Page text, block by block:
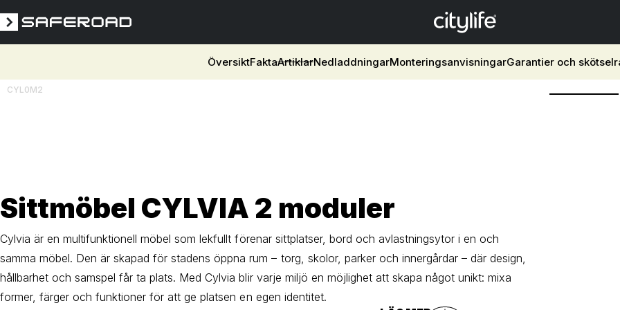
ÖversiktFaktaArtiklarNedladdningarMonteringsanvisningarGarantier och
CYL0M2
Sittmöbel CYLVIA 2 moduler
Cylvia är en multifunktionell möbel som lekfullt förenar sittplatser, bord och avlastningsytor i en och
samma möbel. Den är skapad för stadens öppna rum – torg, skolor, parker och innergårdar – där design,
hållbarhet och samspel får ta plats. Med Cylvia blir varje miljö en möjlighet att skapa något unikt: mixa
former, färger och funktioner för att ge platsen en egen identitet.